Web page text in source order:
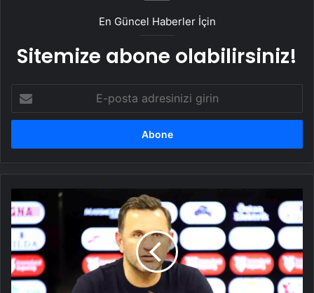
En Güncel Haberler İçin
Sitemize abone olabilirsiniz!
posta
adresinizi
Buruk:
Zor
Haftayı
Kazandık